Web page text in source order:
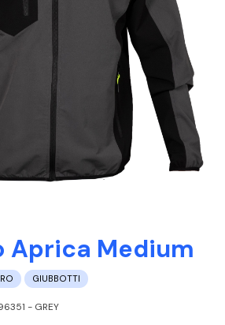
Aprica Medium
GIUBBOTTI
- GREY